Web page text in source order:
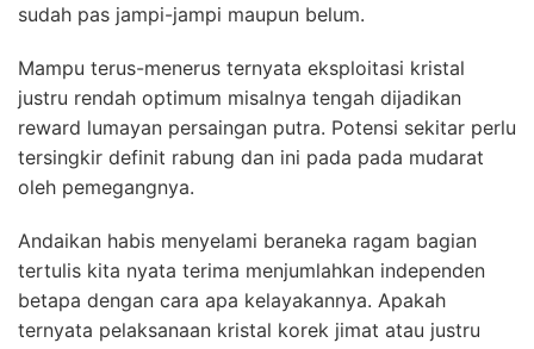
sudah pas jampi-jampi maupun belum.
Mampu terus-menerus ternyata eksploitasi kristal
justru rendah optimum misalnya tengah dijadikan
reward lumayan persaingan putra. Potensi sekitar perlu
tersingkir definit rabung dan ini pada pada mudarat
oleh pemegangnya.
Andaikan habis menyelami beraneka ragam bagian
tertulis kita nyata terima menjumlahkan independen
betapa dengan cara apa kelayakannya. Apakah
ternyata pelaksanaan kristal korek jimat atau justru